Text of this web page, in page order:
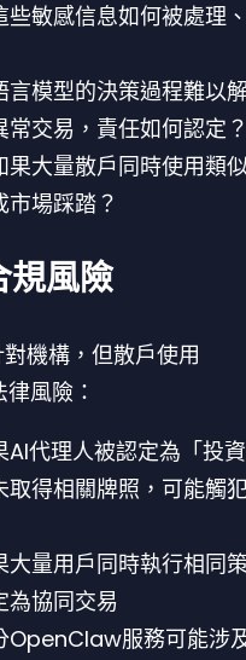
些敏感信息如何被處理
言模型的決策過程難以
常交易，責任如何認定
果大量散戶同時使用類
場踩踏？
規風險
機構，但散戶使用
風險：
AI代理人被認定為「投
取得相關牌照，可能觸
大量用戶同時執行相同
為協同交易
OpenClaw服務可能涉